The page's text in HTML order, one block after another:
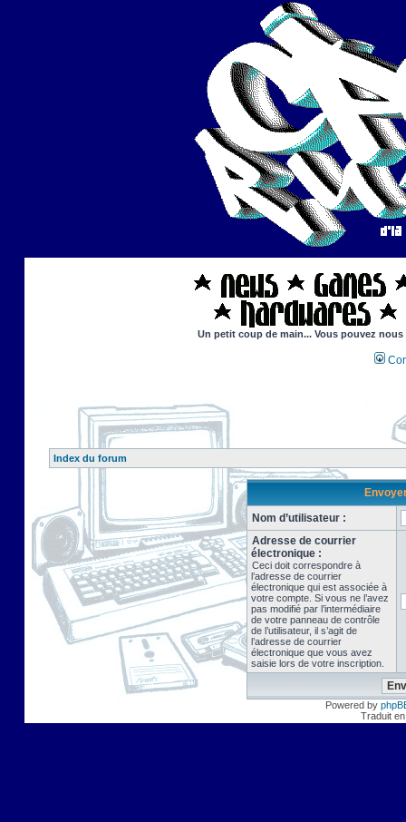
Un petit coup de main... Vous pouvez
Index du forum
Nom d’utilisateur :
Adresse de courrier
électronique :
Ceci doit correspondre à
l’adresse de courrier
électronique qui est associée à
votre compte. Si vous ne l’avez
pas modifié par l’intermédiaire
de votre panneau de contrôle
de l’utilisateur, il s’agit de
l’adresse de courrier
électronique que vous avez
saisie lors de votre inscription.
Powered by
Traduit